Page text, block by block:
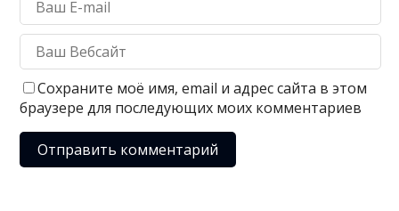
Сохраните моё имя, email и адрес сайта в этом
браузере для последующих моих комментариев